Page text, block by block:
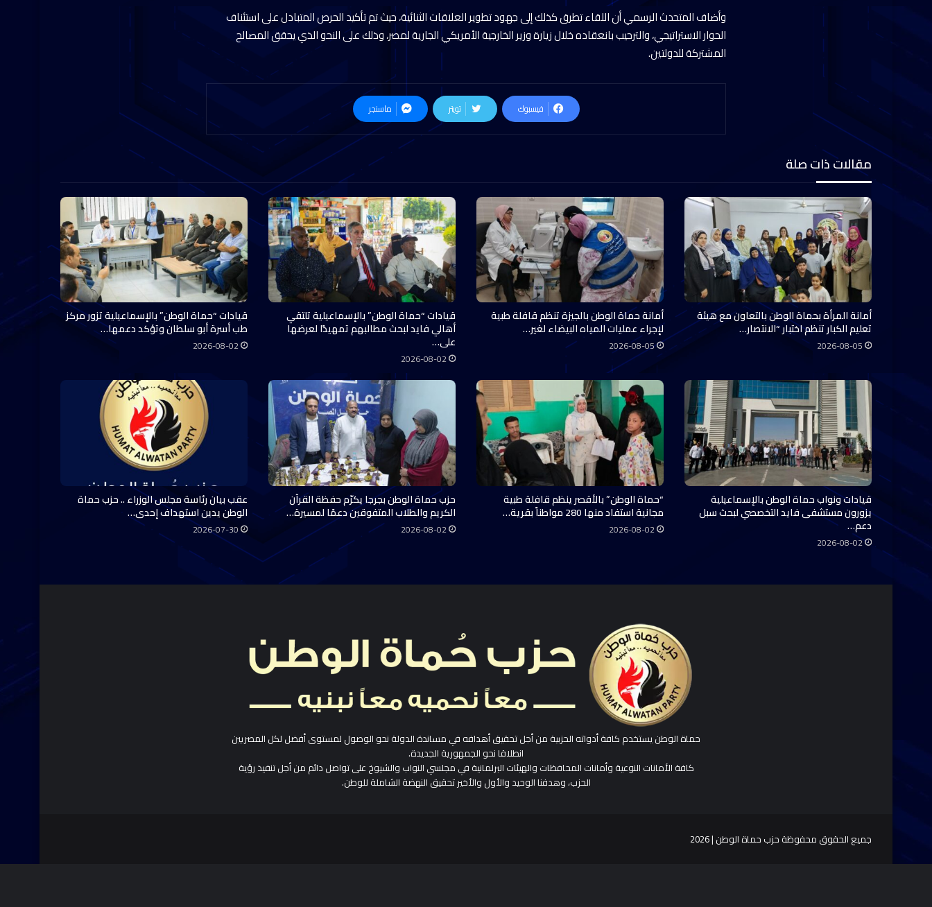
وأضاف المتحدث الرسمي أن اللقاء تطرق كذلك إلى جهود تطوير العلاقات الثنائية، حيث تم تأكيد الحرص المتبادل على استئناف
الحوار الاستراتيجي، والترحيب بانعقاده خلال زيارة وزير الخارجية الأمريكي الجارية لمصر، وذلك على النحو الذي يحقق المصالح
المشتركة للدولتين.
فيسبوك تويتر ماسنجر
مقالات ذات صلة
أمانة المرأة بحماة الوطن بالتعاون مع هيئة
تعليم الكبار تنظم اختبار “الانتصار…
2026-08-05
أمانة حماة الوطن بالجيزة تنظم قافلة طبية
لإجراء عمليات المياه البيضاء لغير…
2026-08-05
قيادات “حماة الوطن” بالإسماعيلية تلتقي
أهالي فايد لبحث مطالبهم تمهيدًا لعرضها
على…
2026-08-02
قيادات “حماة الوطن” بالإسماعيلية تزور مركز
طب أسرة أبو سلطان وتؤكد دعمها…
2026-08-02
قيادات ونواب حماة الوطن بالإسماعيلية
يزورون مستشفى فايد التخصصي لبحث سبل
دعم…
2026-08-02
“حماة الوطن” بالأقصر ينظم قافلة طبية
مجانية استفاد منها 280 مواطناً بقرية…
2026-08-02
حزب حماة الوطن بجرجا يكرّم حفظة القرآن
الكريم والطلاب المتفوقين دعمًا لمسيرة…
2026-08-02
عقب بيان رئاسة مجلس الوزراء .. حزب حماة
الوطن يدين استهداف إحدى…
2026-07-30
حماة الوطن يستخدم كافة أدواته الحزبية من أجل تحقيق أهدافه في مساندة الدولة نحو الوصول لمستوى أفضل لكل المصريين
انطلاقا نحو الجمهورية الجديدة.
كافة الأمانات النوعية وأمانات المحافظات والهيئات البرلمانية في مجلسي النواب والشيوخ على تواصل دائم من أجل تنفيذ رؤية
الحزب، وهدفنا الوحيد والأول والأخير تحقيق النهضة الشاملة للوطن.
جميع الحقوق محفوظة حزب حماة الوطن | 2026